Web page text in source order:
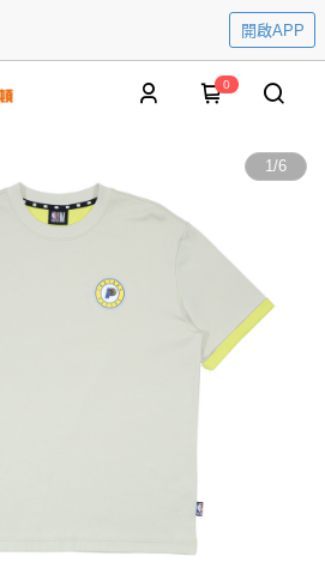
開啟APP
0
1/6